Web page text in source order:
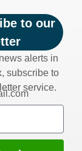
to our
alerts in
subscribe to
service.